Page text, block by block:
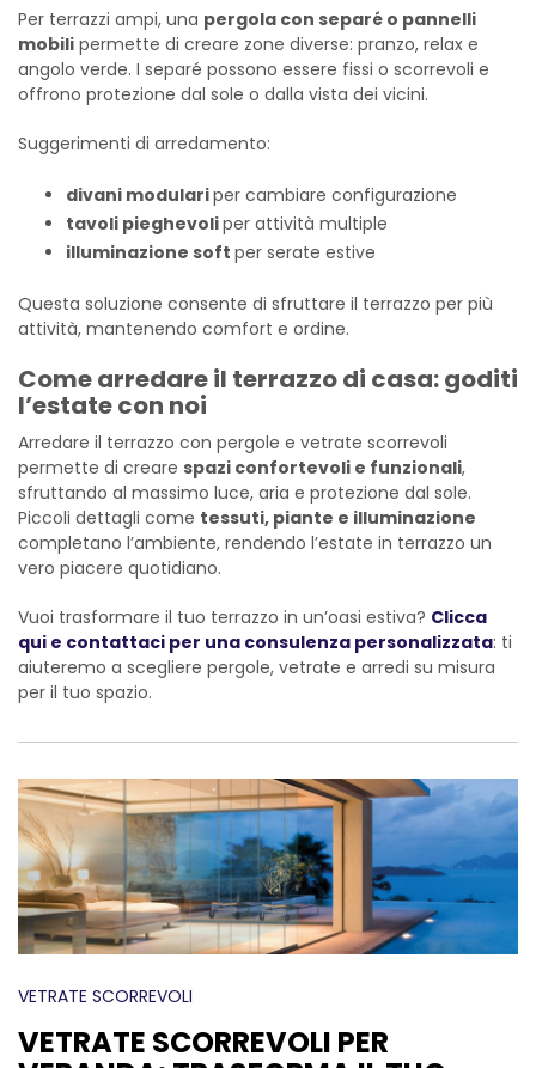
Per terrazzi ampi, una pergola con separé o pannelli
mobili permette di creare zone diverse: pranzo, relax e
angolo verde. I separé possono essere fissi o scorrevoli e
offrono protezione dal sole o dalla vista dei vicini.
Suggerimenti di arredamento:
divani modulariper cambiare configurazione
tavoli pieghevoliper attività multiple
illuminazione soft per serate estive
Questa soluzione consente di sfruttare il terrazzo per più
attività, mantenendo comfort e ordine.
Come arredare il terrazzo di casa: goditi
l’estate con noi
Arredare il terrazzo con pergole e vetrate scorrevoli
permette di creare spazi confortevoli e funzionali,
sfruttando al massimo luce, aria e protezione dal sole.
Piccoli dettagli come tessuti, piante e illuminazione
completano l’ambiente, rendendo l’estate in terrazzo un
vero piacere quotidiano.
Vuoi trasformare il tuo terrazzo in un’oasi estiva? Clicca
qui e contattaci per una consulenza personalizzata: ti
aiuteremo a scegliere pergole, vetrate e arredi su misura
per il tuo spazio.
VETRATE SCORREVOLI
VETRATE SCORREVOLI PER